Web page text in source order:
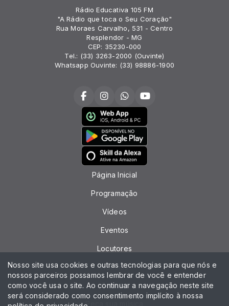
Rádio Educativa 105 FM
"A Rádio que toca o Seu Coração"
Rua Moraes Carvalho, 531 - Centro
Resplendor - MG
CEP: 35230-000
Tel.: (33) 3263-2000 (Ouvinte)
Whatsapp Ouvinte: (33) 98886-1900
Página Inicial
Programação
Vídeos
Eventos
Locutores
Notícias
Contato
Peça sua música
Nosso site usa cookies e outras tecnologias para que nós e
nossos parceiros possamos lembrar de você e entender
como você usa o site. Ao continuar a navegação neste site
será considerado como consentimento implícito à nossa